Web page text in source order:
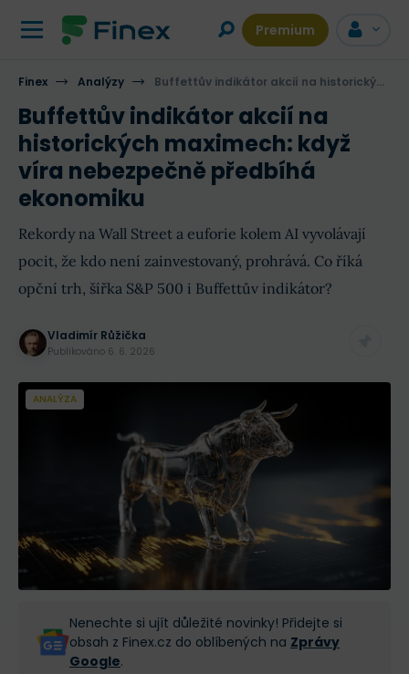
Premium
Finex Analýzy Buffettův indikátor akcií na historických maximech: když víra nebezpečně předbíhá ekonomiku
Buffettův indikátor akcií na
historických maximech: když
víra nebezpečně předbíhá
ekonomiku
Rekordy na Wall Street a euforie kolem AI vyvolávají
pocit, že kdo není zainvestovaný, prohrává. Co říká
opční trh, šířka S&P 500 i Buffettův indikátor?
Vladimír Růžička
Publikováno 6. 6. 2026
ANALÝZA
Nenechte si ujít důležité novinky! Přidejte si
obsah z Finex.cz do oblíbených na Zprávy
Google.